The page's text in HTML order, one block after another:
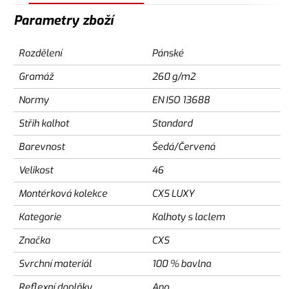
Parametry zboží
Rozdělení
Pánské
Gramáž
260 g/m2
Normy
EN ISO 13688
Střih kalhot
Standard
Barevnost
Šedá/Červená
Velikost
46
Montérková kolekce
CXS LUXY
Kategorie
Kalhoty s laclem
Značka
CXS
Svrchní materiál
100 % bavlna